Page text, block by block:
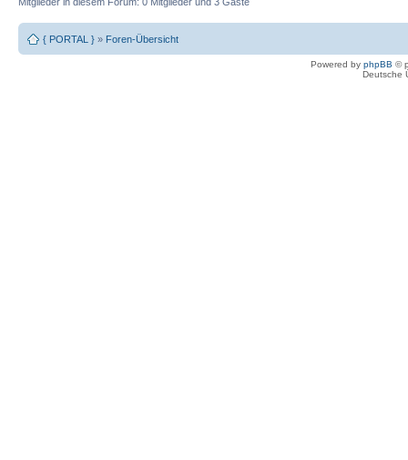
{ PORTAL } » Foren-Übersicht
Powered by phpBB ©
Deutsche